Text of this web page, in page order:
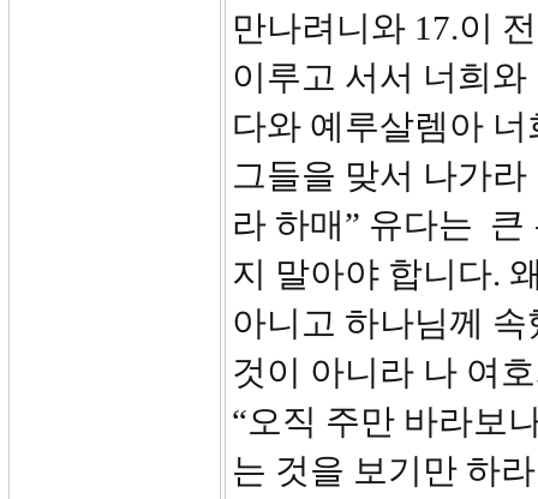
만나려니와 17.이
이루고 서서 너희
다와 예루살렘아
그들을 맞서 나가
라 하매” 유다는 큰
지 말아야 합니다.
아니고 하나님께
것이 아니라 나 여
“오직 주만 바라보
는 것을 보기만 하